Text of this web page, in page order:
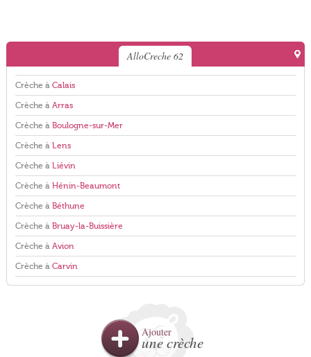
AlloCreche 62
Crèche à Calais
Crèche à Arras
Crèche à Boulogne-sur-Mer
Crèche à Lens
Crèche à Liévin
Crèche à Hénin-Beaumont
Crèche à Béthune
Crèche à Bruay-la-Buissière
Crèche à Avion
Crèche à Carvin
Ajouter
une crèche